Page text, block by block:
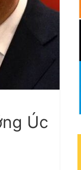
Úc